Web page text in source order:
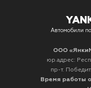
Автомобили
ООО
юр.адрес:
пр-т.
Время работы